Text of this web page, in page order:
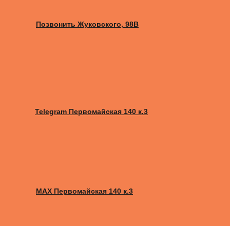
Позвонить Жуковского, 98B
Telegram Первомайская 140 к.3
MAX Первомайская 140 к.3